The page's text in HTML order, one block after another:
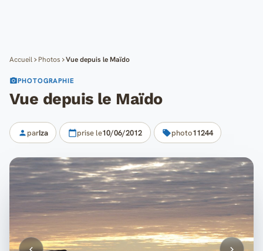
Accueil Photos Vue depuis le Maïdo
PHOTOGRAPHIE
Vue depuis le Maïdo
parIza prise le10/06/2012 photo11244